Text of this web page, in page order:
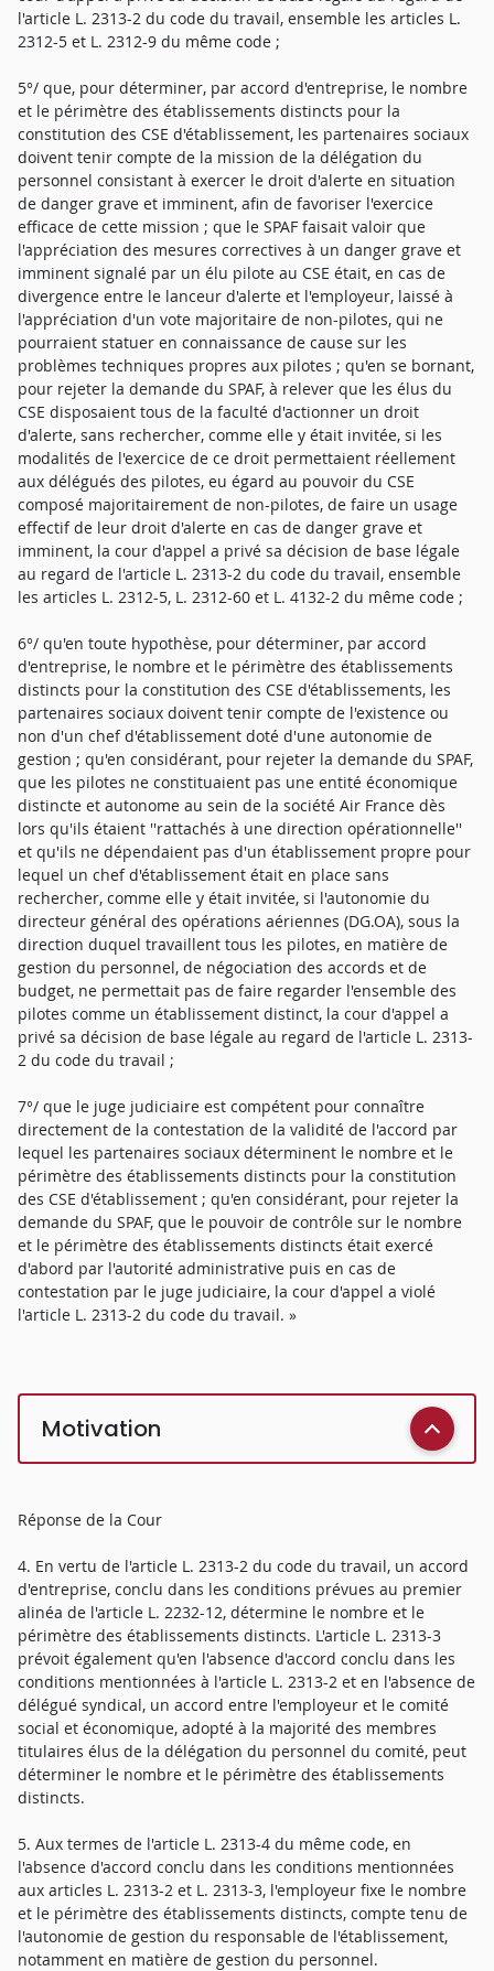
l'article L. 2313-2 du code du travail, ensemble les articles L.
2312-5 et L. 2312-9 du même code ;
5°/ que, pour déterminer, par accord d'entreprise, le nombre
et le périmètre des établissements distincts pour la
constitution des CSE d'établissement, les partenaires sociaux
doivent tenir compte de la mission de la délégation du
personnel consistant à exercer le droit d'alerte en situation
de danger grave et imminent, afin de favoriser l'exercice
efficace de cette mission ; que le SPAF faisait valoir que
l'appréciation des mesures correctives à un danger grave et
imminent signalé par un élu pilote au CSE était, en cas de
divergence entre le lanceur d'alerte et l'employeur, laissé à
l'appréciation d'un vote majoritaire de non-pilotes, qui ne
pourraient statuer en connaissance de cause sur les
problèmes techniques propres aux pilotes ; qu'en se bornant,
pour rejeter la demande du SPAF, à relever que les élus du
CSE disposaient tous de la faculté d'actionner un droit
d'alerte, sans rechercher, comme elle y était invitée, si les
modalités de l'exercice de ce droit permettaient réellement
aux délégués des pilotes, eu égard au pouvoir du CSE
composé majoritairement de non-pilotes, de faire un usage
effectif de leur droit d'alerte en cas de danger grave et
imminent, la cour d'appel a privé sa décision de base légale
au regard de l'article L. 2313-2 du code du travail, ensemble
les articles L. 2312-5, L. 2312-60 et L. 4132-2 du même code ;
6°/ qu'en toute hypothèse, pour déterminer, par accord
d'entreprise, le nombre et le périmètre des établissements
distincts pour la constitution des CSE d'établissements, les
partenaires sociaux doivent tenir compte de l'existence ou
non d'un chef d'établissement doté d'une autonomie de
gestion ; qu'en considérant, pour rejeter la demande du SPAF,
que les pilotes ne constituaient pas une entité économique
distincte et autonome au sein de la société Air France dès
lors qu'ils étaient ''rattachés à une direction opérationnelle''
et qu'ils ne dépendaient pas d'un établissement propre pour
lequel un chef d'établissement était en place sans
rechercher, comme elle y était invitée, si l'autonomie du
directeur général des opérations aériennes (DG.OA), sous la
direction duquel travaillent tous les pilotes, en matière de
gestion du personnel, de négociation des accords et de
budget, ne permettait pas de faire regarder l'ensemble des
pilotes comme un établissement distinct, la cour d'appel a
privé sa décision de base légale au regard de l'article L. 2313-
2 du code du travail ;
7°/ que le juge judiciaire est compétent pour connaître
directement de la contestation de la validité de l'accord par
lequel les partenaires sociaux déterminent le nombre et le
périmètre des établissements distincts pour la constitution
des CSE d'établissement ; qu'en considérant, pour rejeter la
demande du SPAF, que le pouvoir de contrôle sur le nombre
et le périmètre des établissements distincts était exercé
d'abord par l'autorité administrative puis en cas de
contestation par le juge judiciaire, la cour d'appel a violé
l'article L. 2313-2 du code du travail. »
Motivation
Réponse de la Cour
4. En vertu de l'article L. 2313-2 du code du travail, un accord
d'entreprise, conclu dans les conditions prévues au premier
alinéa de l'article L. 2232-12, détermine le nombre et le
périmètre des établissements distincts. L'article L. 2313-3
prévoit également qu'en l'absence d'accord conclu dans les
conditions mentionnées à l'article L. 2313-2 et en l'absence de
délégué syndical, un accord entre l'employeur et le comité
social et économique, adopté à la majorité des membres
titulaires élus de la délégation du personnel du comité, peut
déterminer le nombre et le périmètre des établissements
distincts.
5. Aux termes de l'article L. 2313-4 du même code, en
l'absence d'accord conclu dans les conditions mentionnées
aux articles L. 2313-2 et L. 2313-3, l'employeur fixe le nombre
et le périmètre des établissements distincts, compte tenu de
l'autonomie de gestion du responsable de l'établissement,
notamment en matière de gestion du personnel.